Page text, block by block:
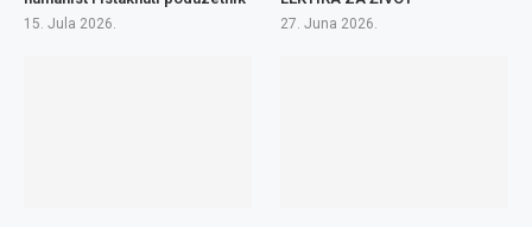
15. Jula 2026. 27. Juna 2026.